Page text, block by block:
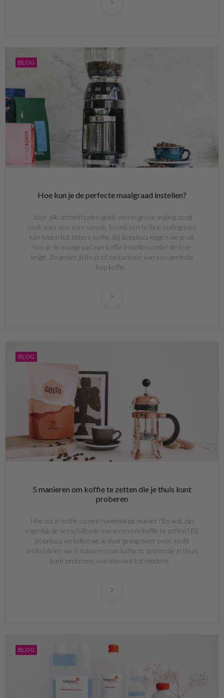
BLOG
Hoe kun je de perfecte maalgraad instellen?
Voor alle zetmethoden geldt: een te grove maling zorgt
vaak voor een zure smaak, terwijl een te fijne maling juist
kan leiden tot bittere koffie. Bij Bobplaza leggen we je uit
hoe je de maalgraad van koffie instellen onder de knie
krijgt. Zo geniet jij thuis of op kantoor van een perfecte
kop koffie.
BLOG
5 manieren om koffie te zetten die je thuis kunt
proberen
Hoe zet je koffie op een handmatige manier? En wat zijn
eigenlijk de verschillende manieren om koffie te zetten? Bij
Bobplaza vertellen we je daar graag meer over. In dit
artikel delen we 5 manieren om koffie te zetten die je thuis
kunt proberen, van klassiek tot modern.
BLOG